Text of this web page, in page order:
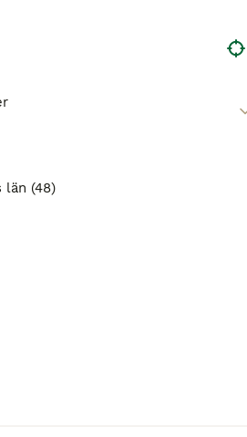
län (48)
ONE Pullman V2 2019